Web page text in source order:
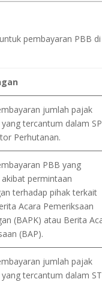
pembayaran PBB di
jumlah pajak
tercantum dalam
Perhutanan.
PBB yang
permintaan
terhadap pihak terkait
Acara Pemeriksaan
(BAPK) atau Berita
(BAP).
jumlah pajak
tercantum dalam